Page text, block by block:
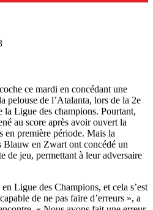
ce mardi en concédant une
pelouse de l’Atalanta, lors de la 2e
la Ligue des champions. Pourtant,
au score après avoir ouvert la
en première période. Mais la
Blauw en Zwart ont concédé un
de jeu, permettant à leur adversaire
Ligue des Champions, et cela s’est
de ne pas faire d’erreurs », a